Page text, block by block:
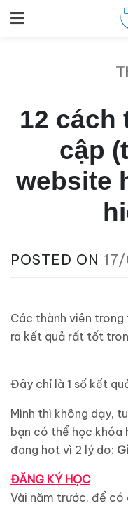
to
12
cập
website
POSTED ON
Các thành viên
ra kết quả rất tốt
Đây chỉ là 1 số kết
Mình thì không dạy,
bạn có thể học khóa
đang hot vì 2 lý do:
ĐĂNG KÝ HỌC
Vài năm trước, để có